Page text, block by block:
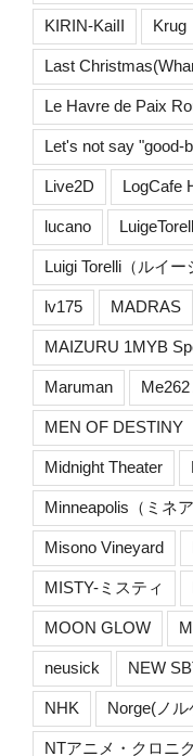
KIRIN-KaiII Krug
Last
Le Havre de Paix
Let's not say "good-
Live2D LogCafe
lucano
Luigi Torelli（ルイー
lv175 MADRAS
MAIZURU 1MYB
Maruman
MEN OF DESTINY
Midnight Theater
Minneapolis（ミネア
Misono Vineyard
MISTY-ミスティ
MOON GLOW
neusick NEW
NHK Norge(ノル
NTアニメ・クロニ